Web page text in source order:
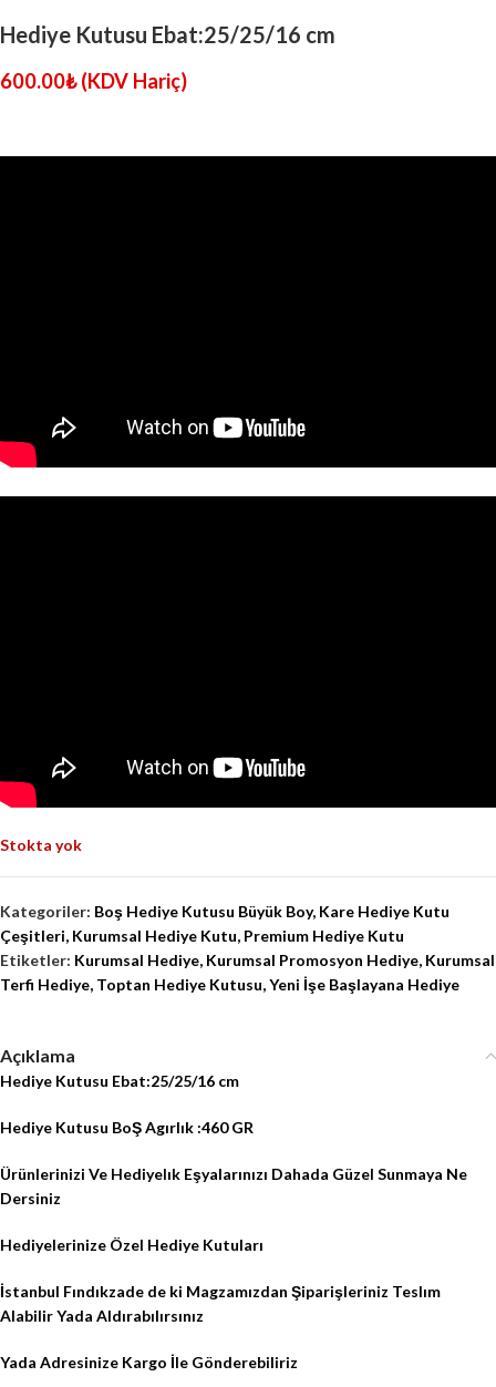
Hediye Kutusu Ebat:25/25/16 cm
600.00₺ (KDV Hariç)
Stokta yok
Kategoriler: Boş Hediye Kutusu Büyük Boy, Kare Hediye Kutu
Çeşitleri, Kurumsal Hediye Kutu, Premium Hediye Kutu
Etiketler: Kurumsal Hediye, Kurumsal Promosyon Hediye, Kurumsal
Terfi Hediye, Toptan Hediye Kutusu,Yeni İşe Başlayana Hediye
Açıklama
Hediye Kutusu Ebat:25/25/16 cm
Hediye Kutusu BoŞ Agırlık :460 GR
Ürünlerinizi Ve Hediyelık Eşyalarınızı Dahada Güzel Sunmaya Ne
Dersiniz
Hediyelerinize Özel Hediye Kutuları
İstanbul Fındıkzade de ki Magzamızdan Şiparişleriniz Teslım
Alabilir Yada Aldırabılırsınız
Yada Adresinize Kargo İle Gönderebiliriz